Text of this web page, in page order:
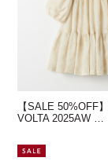
【SALE 50%OFF
VOLTA 2025AW …